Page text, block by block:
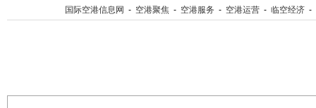
国际空港信息网 - 空港聚焦 - 空港服务 - 空港运营 - 临空经济 -